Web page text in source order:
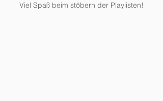
Viel Spaß beim stöbern der Playlisten!